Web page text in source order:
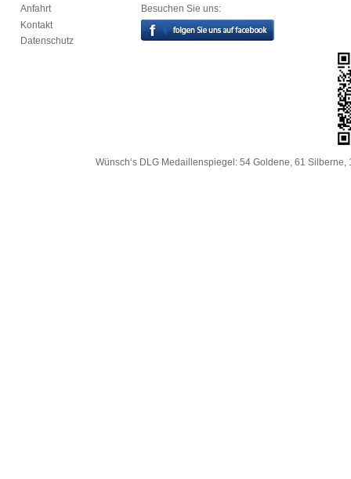
Anfahrt
Kontakt
Datenschutz
Besuchen Sie uns:
Wünsch‘s DLG Medaillenspiegel: 54 Goldene, 61